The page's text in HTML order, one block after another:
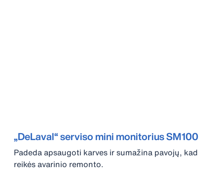
„DeLaval“ serviso mini monitorius SM100
Padeda apsaugoti karves ir sumažina pavojų, kad
reikės avarinio remonto.